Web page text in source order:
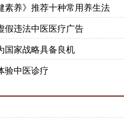
素养》推荐十种常用养生法
假违法中医医疗广告
国家战略具备良机
验中医诊疗